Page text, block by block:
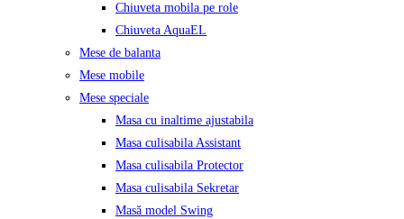
Chiuveta mobila pe role
Chiuveta AquaEL
Mese de balanta
Mese mobile
Mese speciale
Masa cu inaltime ajustabila
Masa culisabila Assistant
Masa culisabila Protector
Masa culisabila Sekretar
Masă model Swing